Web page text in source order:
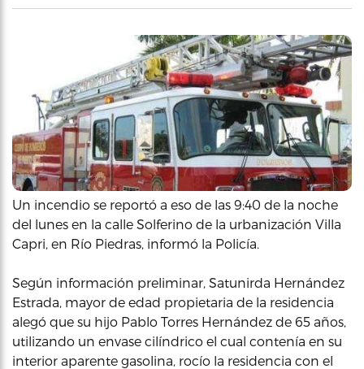
Un incendio se reportó a eso de las 9:40 de la noche
del lunes en la calle Solferino de la urbanización Villa
Capri, en Río Piedras, informó la Policía.
Según información preliminar, Satunirda Hernández
Estrada, mayor de edad propietaria de la residencia
alegó que su hijo Pablo Torres Hernández de 65 años,
utilizando un envase cilíndrico el cual contenía en su
interior aparente gasolina, rocío la residencia con el